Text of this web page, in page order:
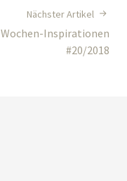
Nächster Artikel
Wochen-Inspirationen
#20/2018